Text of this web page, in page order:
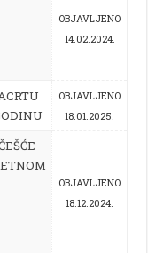
OBJAVLJENO
14.02.2024.
OBJAVLJENO
18.01.2025.
OBJAVLJENO
18.12.2024.